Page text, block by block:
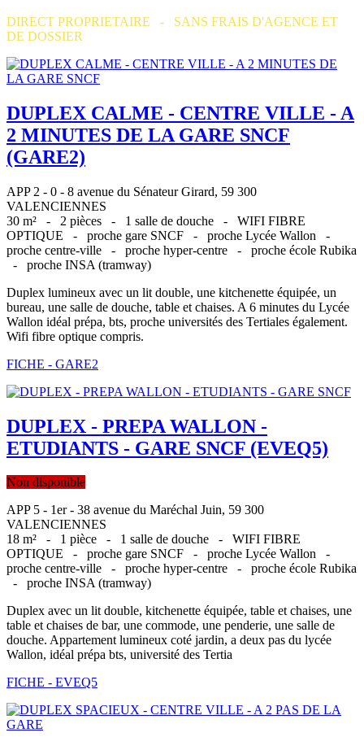
DIRECT PROPRIETAIRE - SANS FRAIS D'AGENCE ET
DE DOSSIER
DUPLEX CALME - CENTRE VILLE - A
2 MINUTES DE LA GARE SNCF
(GARE2)
APP 2 - 0 - 8 avenue du Sénateur Girard, 59 300
VALENCIENNES
30 m² - 2 pièces - 1 salle de douche - WIFI FIBRE
OPTIQUE - proche gare SNCF - proche Lycée Wallon -
proche centre-ville - proche hyper-centre - proche école Rubika
- proche INSA (tramway)
Duplex lumineux avec un lit double, une kitchenette équipée, un
bureau, une salle de douche, table et chaises. A 6 minutes du Lycée
Wallon idéal prépa, bts, proche universités des Tertiales également.
Wifi fibre optique compris.
FICHE - GARE2
DUPLEX - PREPA WALLON -
ETUDIANTS - GARE SNCF (EVEQ5)
Non disponible
APP 5 - 1er - 38 avenue du Maréchal Juin, 59 300
VALENCIENNES
18 m² - 1 pièce - 1 salle de douche - WIFI FIBRE
OPTIQUE - proche gare SNCF - proche Lycée Wallon -
proche centre-ville - proche hyper-centre - proche école Rubika
- proche INSA (tramway)
Duplex avec un lit double, kitchenette équipée, table et chaises, une
table et chaises de bar, une commode, une penderie, une salle de
douche. Appartement lumineux coté jardin, a deux pas du lycée
Wallon, idéal prépa bts, université des Tertia
FICHE - EVEQ5